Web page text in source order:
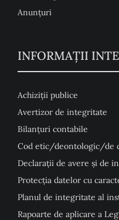
Anunţuri
INFORMAȚII
Achiziții publice
Avertizor de integritate
Bilanțuri contabile
Cod etic/deontologic/de
Declarații de avere și de
Protecția datelor cu
Planul de integritate al
Rapoarte de aplicare a